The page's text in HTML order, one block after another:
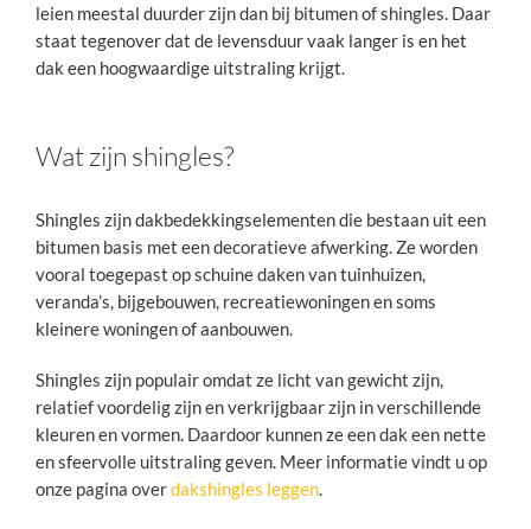
leien meestal duurder zijn dan bij bitumen of shingles. Daar
staat tegenover dat de levensduur vaak langer is en het
dak een hoogwaardige uitstraling krijgt.
Wat zijn shingles?
Shingles zijn dakbedekkingselementen die bestaan uit een
bitumen basis met een decoratieve afwerking. Ze worden
vooral toegepast op schuine daken van tuinhuizen,
veranda’s, bijgebouwen, recreatiewoningen en soms
kleinere woningen of aanbouwen.
Shingles zijn populair omdat ze licht van gewicht zijn,
relatief voordelig zijn en verkrijgbaar zijn in verschillende
kleuren en vormen. Daardoor kunnen ze een dak een nette
en sfeervolle uitstraling geven. Meer informatie vindt u op
onze pagina overdakshingles leggen.